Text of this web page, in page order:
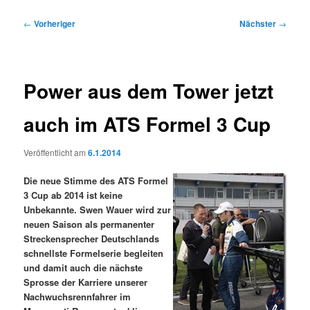
Beitragsnavigation
← Vorheriger Nächster →
Power aus dem Tower jetzt
auch im ATS Formel 3 Cup
Veröffentlicht am6.1.2014
Die neue Stimme des ATS Formel
3 Cup ab 2014 ist keine
Unbekannte. Swen Wauer wird zur
neuen Saison als permanenter
Streckensprecher Deutschlands
schnellste Formelserie begleiten
und damit auch die nächste
Sprosse der Karriere unserer
Nachwuchsrennfahrer im